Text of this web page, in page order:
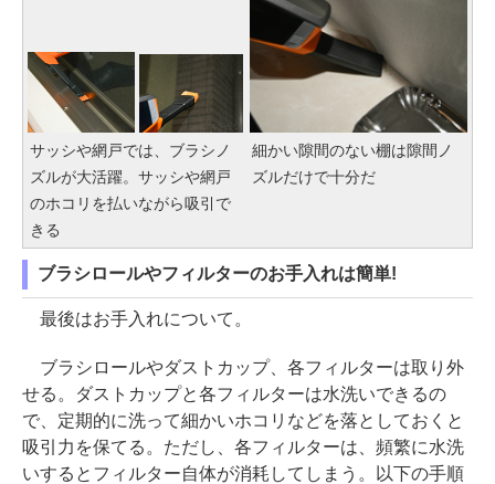
サッシや網戸では、ブラシノ
ズルが大活躍。サッシや網戸
のホコリを払いながら吸引で
きる
細かい隙間のない棚は隙間ノ
ズルだけで十分だ
ブラシロールやフィルターのお手入れは簡単!
最後はお手入れについて。
ブラシロールやダストカップ、各フィルターは取り外
せる。ダストカップと各フィルターは水洗いできるの
で、定期的に洗って細かいホコリなどを落としておくと
吸引力を保てる。ただし、各フィルターは、頻繁に水洗
いするとフィルター自体が消耗してしまう。以下の手順